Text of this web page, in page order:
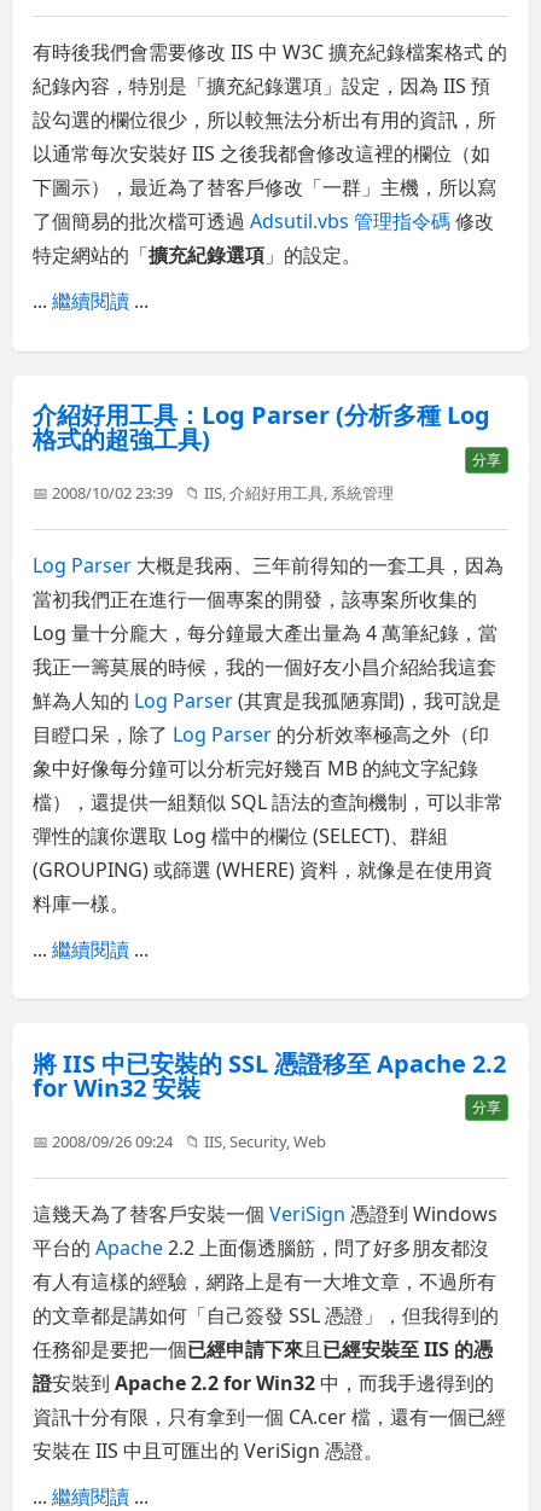
有時後我們會需要修改 IIS 中 W3C 擴充紀錄檔案格式 的
紀錄內容，特別是「擴充紀錄選項」設定，因為 IIS 預
設勾選的欄位很少，所以較無法分析出有用的資訊，所
以通常每次安裝好 IIS 之後我都會修改這裡的欄位（如
下圖示），最近為了替客戶修改「一群」主機，所以寫
了個簡易的批次檔可透過Adsutil.vbs 管理指令碼修改
特定網站的「擴充紀錄選項 」的設定。
...繼續閱讀 ...
介紹好用工具：Log Parser (分析多種 Log
格式的超強工具)
分享
📅 2008/10/02 23:39 📁IIS,介紹好用工具, 系統管理
Log Parser 大概是我兩、三年前得知的一套工具，因為
當初我們正在進行一個專案的開發，該專案所收集的
Log 量十分龐大，每分鐘最大產出量為 4 萬筆紀錄，當
我正一籌莫展的時候，我的一個好友小昌介紹給我這套
鮮為人知的 Log Parser(其實是我孤陋寡聞)，我可說是
目瞪口呆，除了 Log Parser 的分析效率極高之外（印
象中好像每分鐘可以分析完好幾百 MB 的純文字紀錄
檔），還提供一組類似 SQL 語法的查詢機制，可以非常
彈性的讓你選取 Log 檔中的欄位 (SELECT)、群組
(GROUPING) 或篩選 (WHERE) 資料，就像是在使用資
料庫一樣。
...繼續閱讀 ...
將 IIS 中已安裝的 SSL 憑證移至 Apache 2.2
for Win32 安裝
分享
📅 2008/09/26 09:24 📁IIS,Security,Web
這幾天為了替客戶安裝一個VeriSign 憑證到 Windows
平台的Apache2.2 上面傷透腦筋，問了好多朋友都沒
有人有這樣的經驗，網路上是有一大堆文章，不過所有
的文章都是講如何「自己簽發 SSL 憑證」，但我得到的
任務卻是要把一個已經申請下來且已經安裝至 IIS 的憑
證安裝到Apache 2.2 for Win32 中，而我手邊得到的
資訊十分有限，只有拿到一個 CA.cer 檔，還有一個已經
安裝在 IIS 中且可匯出的 VeriSign 憑證。
...繼續閱讀 ...